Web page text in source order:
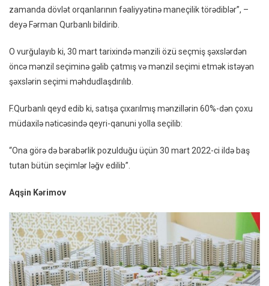
zamanda dövlət orqanlarının fəaliyyətinə maneçilik törədiblər”, –
deyə Fərman Qurbanlı bildirib.
O vurğulayıb ki, 30 mart tarixində mənzili özü seçmiş şəxslərdən
öncə mənzil seçiminə gəlib çatmış və mənzil seçimi etmək istəyən
şəxslərin seçimi məhdudlaşdırılıb.
F.Qurbanlı qeyd edib ki, satışa çıxarılmış mənzillərin 60%-dən çoxu
müdaxilə nəticəsində qeyri-qanuni yolla seçilib:
“Ona görə də bərabərlik pozulduğu üçün 30 mart 2022-ci ildə baş
tutan bütün seçimlər ləğv edilib”.
Aqşin Kərimov